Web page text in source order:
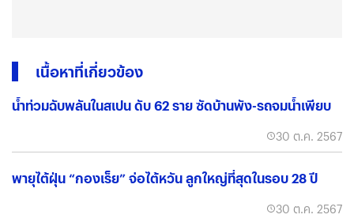
เนื้อหาที่เกี่ยวข้อง
น้ำท่วมฉับพลันในสเปน ดับ 62 ราย ซัดบ้านพัง-รถจมน้ำเพียบ
30 ต.ค. 2567
พายุไต้ฝุ่น “กองเร็ย” จ่อไต้หวัน ลูกใหญ่ที่สุดในรอบ 28 ปี
30 ต.ค. 2567